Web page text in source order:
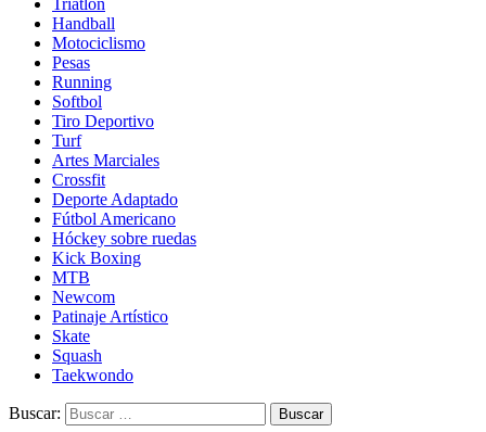
Triatlón
Handball
Motociclismo
Pesas
Running
Softbol
Tiro Deportivo
Turf
Artes Marciales
Crossfit
Deporte Adaptado
Fútbol Americano
Hóckey sobre ruedas
Kick Boxing
MTB
Newcom
Patinaje Artístico
Skate
Squash
Taekwondo
Buscar: